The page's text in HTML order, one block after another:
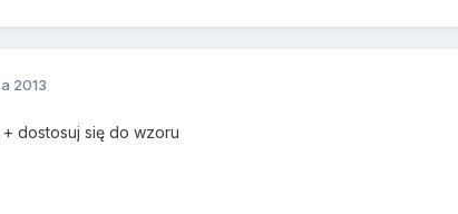
2013
dostosuj się do wzoru